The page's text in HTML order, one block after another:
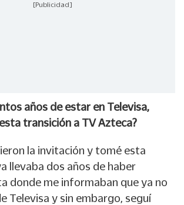
[Publicidad]
años de estar en Televisa,
transición a TV Azteca?
la invitación y tomé esta
llevaba dos años de haber
donde me informaban que ya no
Televisa y sin embargo, seguí